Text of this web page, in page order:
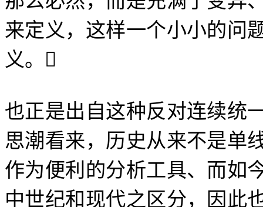
来定义，这样一个小小的问
义。 
也正是出自这种反对连续统
思潮看来，历史从来不是单
作为便利的分析工具、而如
中世纪和现代之区分，因此